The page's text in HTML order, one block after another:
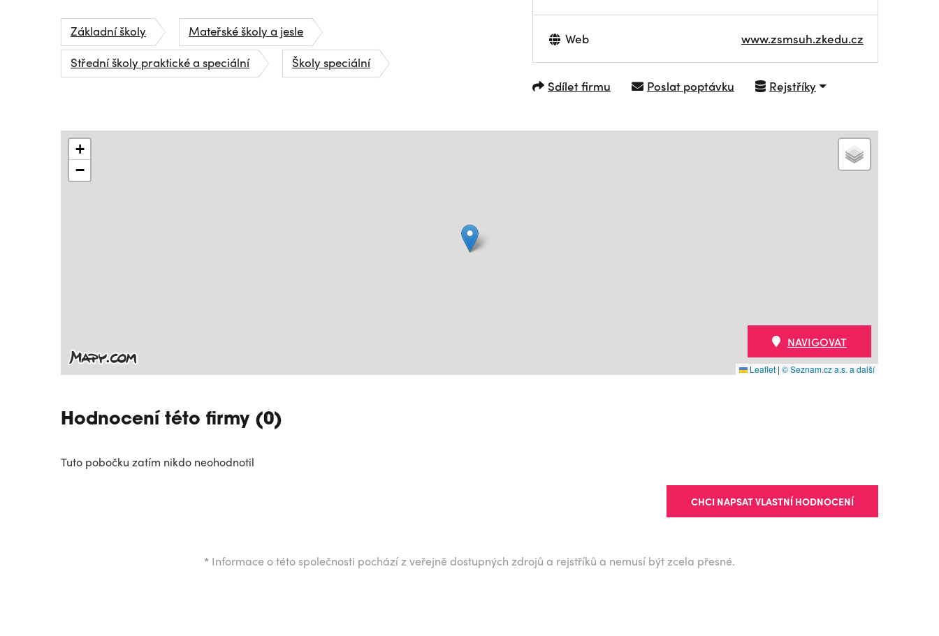
Základní školy
Mateřské školy a jesle
Střední školy praktické a speciální
Školy speciální
Web www.zsmsuh.zkedu.cz
Sdílet firmu Poslat poptávku Rejstříky
+
−
Leaflet | © Seznam.cz a.s. a další
NAVIGOVAT
Hodnocení této firmy (0)
Tuto pobočku zatím nikdo neohodnotil
CHCI NAPSAT VLASTNÍ HODNOCENÍ
* Informace o této společnosti pochází z veřejně dostupných zdrojů a rejstříků a nemusí být zcela přesné.